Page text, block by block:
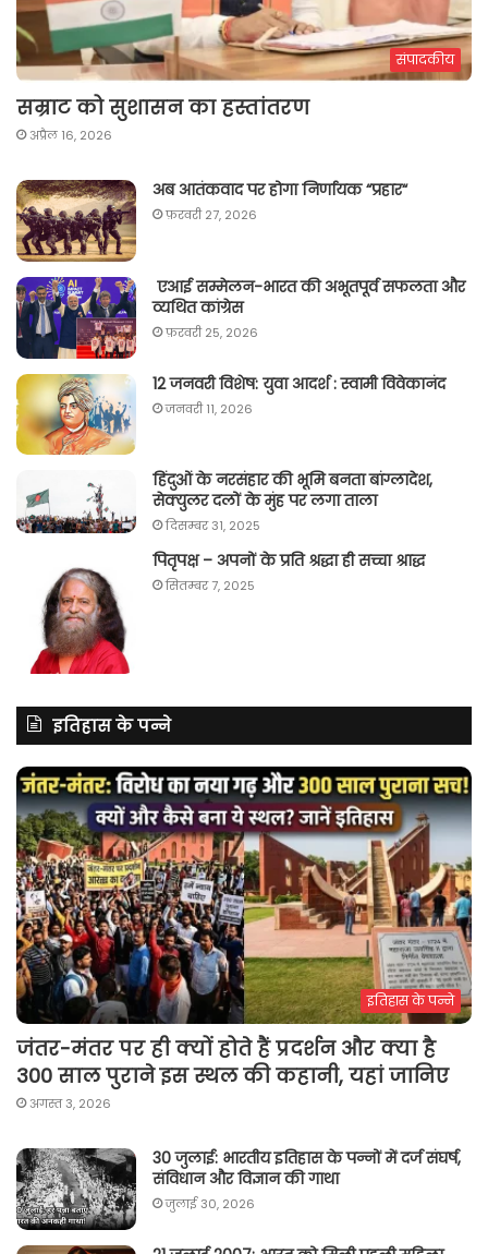
संपादकीय
सम्राट को सुशासन का हस्तांतरण
अप्रैल 16, 2026
अब आतंकवाद पर होगा निर्णायक “प्रहार“
फ़रवरी 27, 2026
एआई सम्मेलन-भारत की अभूतपूर्व सफलता और
व्यथित कांग्रेस
फ़रवरी 25, 2026
12 जनवरी विशेष: युवा आदर्श : स्वामी विवेकानंद
जनवरी 11, 2026
हिंदुओं के नरसंहार की भूमि बनता बांग्लादेश,
सेक्युलर दलों के मुंह पर लगा ताला
दिसम्बर 31, 2025
पितृपक्ष – अपनों के प्रति श्रद्धा ही सच्चा श्राद्ध
सितम्बर 7, 2025
इतिहास के पन्ने
इतिहास के पन्ने
जंतर-मंतर पर ही क्यों होते हैं प्रदर्शन और क्या है
300 साल पुराने इस स्थल की कहानी, यहां जानिए
अगस्त 3, 2026
30 जुलाई: भारतीय इतिहास के पन्नों में दर्ज संघर्ष,
संविधान और विज्ञान की गाथा
जुलाई 30, 2026